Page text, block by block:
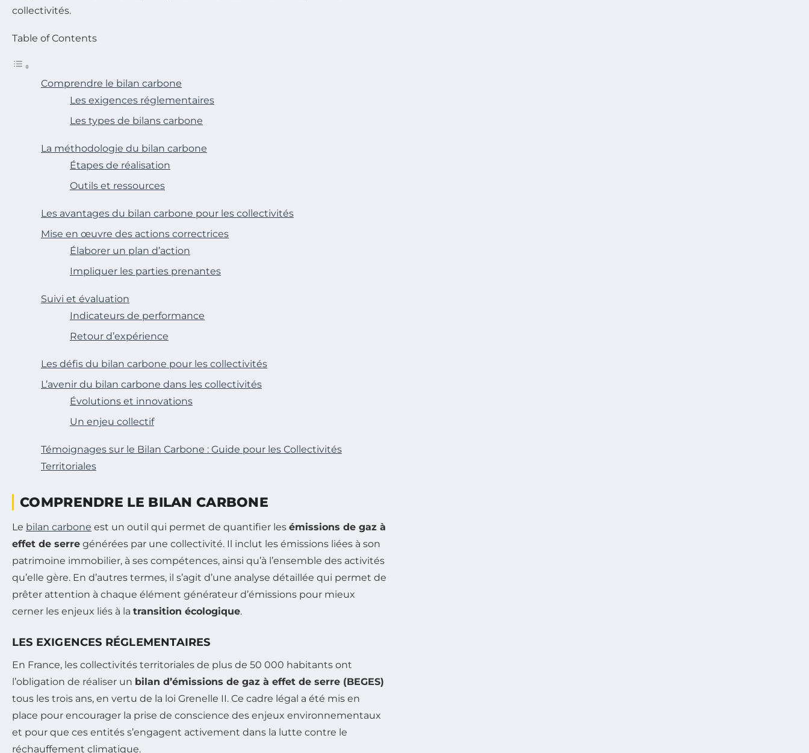
collectivités.
Table of Contents
Comprendre le bilan carbone
Les exigences réglementaires
Les types de bilans carbone
La méthodologie du bilan carbone
Étapes de réalisation
Outils et ressources
Les avantages du bilan carbone pour les collectivités
Mise en œuvre des actions correctrices
Élaborer un plan d’action
Impliquer les parties prenantes
Suivi et évaluation
Indicateurs de performance
Retour d’expérience
Les défis du bilan carbone pour les collectivités
L’avenir du bilan carbone dans les collectivités
Évolutions et innovations
Un enjeu collectif
Témoignages sur le Bilan Carbone : Guide pour les Collectivités
Territoriales
COMPRENDRE LE BILAN CARBONE
Le bilan carbone est un outil qui permet de quantifier les émissions de gaz à
effet de serre générées par une collectivité. Il inclut les émissions liées à son
patrimoine immobilier, à ses compétences, ainsi qu’à l’ensemble des activités
qu’elle gère. En d’autres termes, il s’agit d’une analyse détaillée qui permet de
prêter attention à chaque élément générateur d’émissions pour mieux
cerner les enjeux liés à la transition écologique.
LES EXIGENCES RÉGLEMENTAIRES
En France, les collectivités territoriales de plus de 50 000 habitants ont
l’obligation de réaliser un bilan d’émissions de gaz à effet de serre (BEGES)
tous les trois ans, en vertu de la loi Grenelle II. Ce cadre légal a été mis en
place pour encourager la prise de conscience des enjeux environnementaux
et pour que ces entités s’engagent activement dans la lutte contre le
réchauffement climatique.